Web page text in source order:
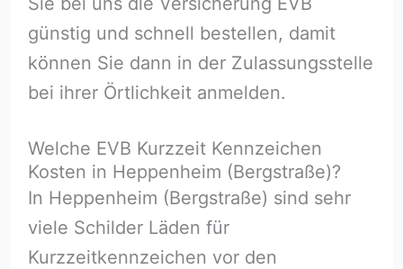
günstig und schnell bestellen, damit
können Sie dann in der Zulassungsstelle
bei ihrer Örtlichkeit anmelden.
Welche EVB Kurzzeit Kennzeichen
Kosten in Heppenheim (Bergstraße)?
In Heppenheim (Bergstraße) sind sehr
viele Schilder Läden für
Kurzzeitkennzeichen vor den